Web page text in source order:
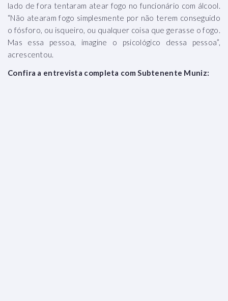
lado de fora tentaram atear fogo no funcionário com álcool.
“Não atearam fogo simplesmente por não terem conseguido
o fósforo, ou isqueiro, ou qualquer coisa que gerasse o fogo.
Mas essa pessoa, imagine o psicológico dessa pessoa”,
acrescentou.
Confira a entrevista completa com Subtenente Muniz: